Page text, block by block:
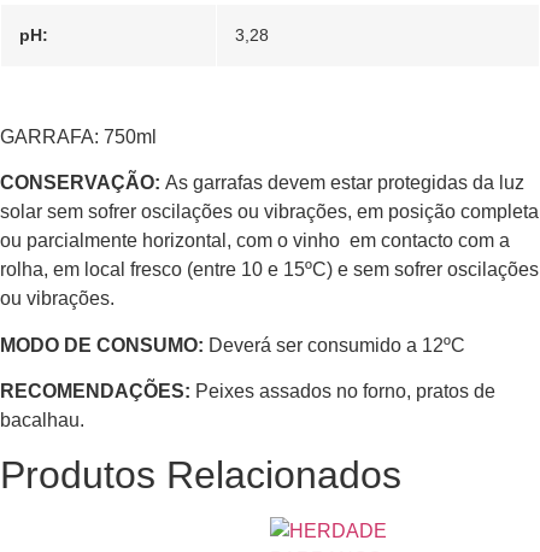
pH: 3,28
GARRAFA: 750ml
CONSERVAÇÃO: As garrafas devem estar protegidas da luz
solar sem sofrer oscilações ou vibrações, em posição completa
ou parcialmente horizontal, com o vinho em contacto com a
rolha, em local fresco (entre 10 e 15ºC) e sem sofrer oscilações
ou vibrações.
MODO DE CONSUMO: Deverá ser consumido a 12ºC
RECOMENDAÇÕES: Peixes assados no forno, pratos de
bacalhau.
Produtos Relacionados